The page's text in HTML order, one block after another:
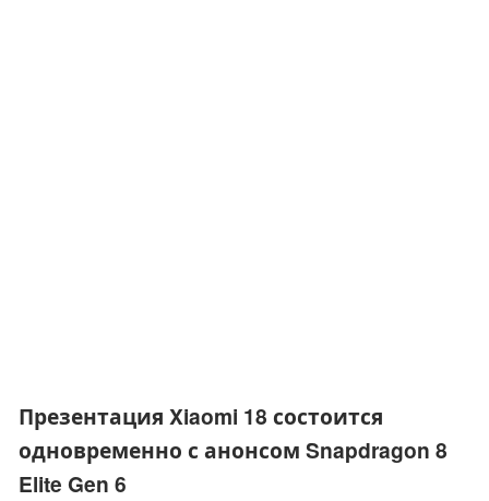
Презентация Xiaomi 18 состоится
одновременно с анонсом Snapdragon 8
Elite Gen 6